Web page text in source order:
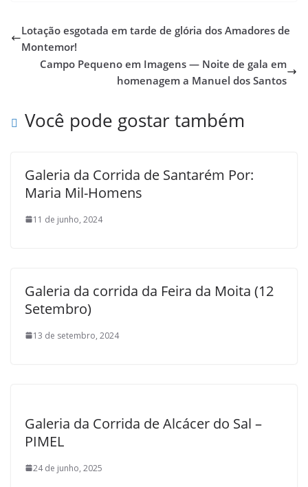
Lotação esgotada em tarde de glória dos Amadores de
Montemor!
Campo Pequeno em Imagens — Noite de gala em
homenagem a Manuel dos Santos
Você pode gostar também
Galeria da Corrida de Santarém Por:
Maria Mil-Homens
11 de junho, 2024
Galeria da corrida da Feira da Moita (12
Setembro)
13 de setembro, 2024
Galeria da Corrida de Alcácer do Sal –
PIMEL
24 de junho, 2025